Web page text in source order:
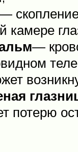
камере
—
потерю